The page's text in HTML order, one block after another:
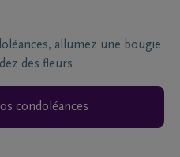
allumez une bougie
des fleurs
condoléances